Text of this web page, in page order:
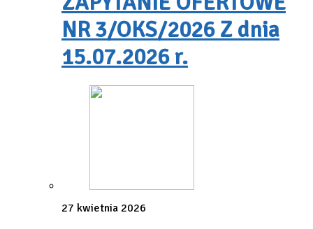
NR 3/OKS/2026 Z dnia
15.07.2026 r.
27 kwietnia 2026